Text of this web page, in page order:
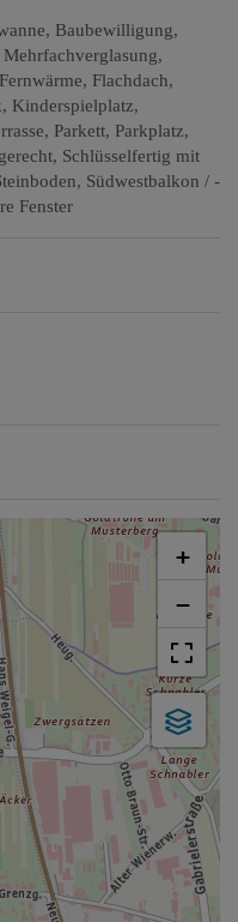
Baubewilligung
Fernwärme
Flachdach
Kinderspielplatz
Parkett Parkplatz
Schlüsselfertig mit
Südwestbalkon / -
Fenster
+
−